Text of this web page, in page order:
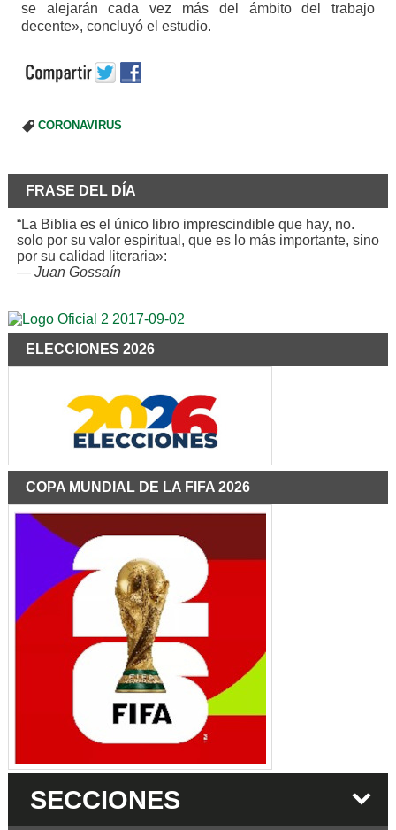
se alejarán cada vez más del ámbito del trabajo
decente», concluyó el estudio.
CORONAVIRUS
FRASE DEL DÍA
“La Biblia es el único libro imprescindible que hay, no.
solo por su valor espiritual, que es lo más importante, sino
por su calidad literaria»:
— Juan Gossaín
ELECCIONES 2026
COPA MUNDIAL DE LA FIFA 2026
SECCIONES